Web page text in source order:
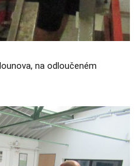
na odloučeném
Statistiky
Abychom
mohli
strukturu
webové
stránky
používají.